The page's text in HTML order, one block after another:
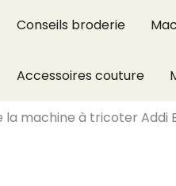
Conseils broderie
Accessoires couture
la machine à tricoter Addi